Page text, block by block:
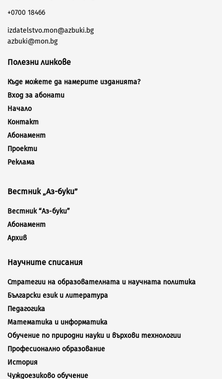
+0700 18466
izdatelstvo.mon@azbuki.bg
azbuki@mon.bg
Полезни линкове
Къде можете да намерите изданията?
Вход за абонати
Начало
Контакт
Абонамент
Проекти
Реклама
Вестник „Аз-буки”
Вестник “Аз-буки”
Абонамент
Архив
Научните списания
Стратегии на образователната и научната политика
Български език и литература
Педагогика
Математика и информатика
Обучение по природни науки и върхови технологии
Професионално образование
История
Чуждоезиково обучение